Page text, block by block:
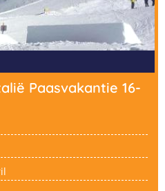
Paasvakantie 16-